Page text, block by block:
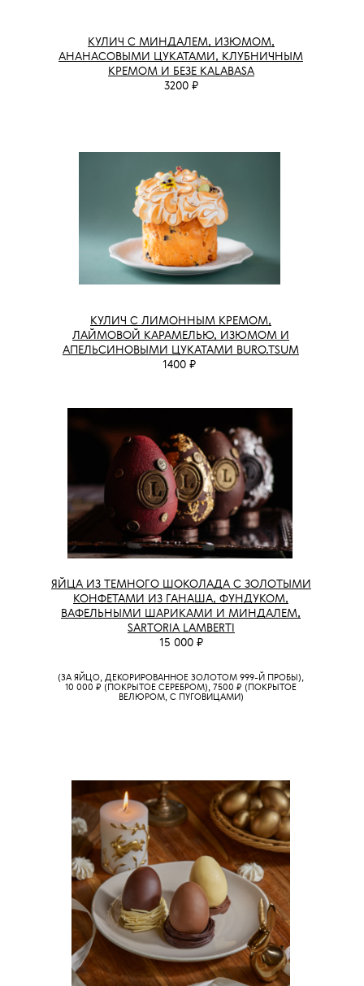
КУЛИЧ С МИНДАЛЕМ, ИЗЮМОМ,
АНАНАСОВЫМИ ЦУКАТАМИ, КЛУБНИЧНЫМ
КРЕМОМ И БЕЗЕ KALABASA
3200 ₽
КУЛИЧ С ЛИМОННЫМ КРЕМОМ,
ЛАЙМОВОЙ КАРАМЕЛЬЮ, ИЗЮМОМ И
АПЕЛЬСИНОВЫМИ ЦУКАТАМИ BURO.TSUM
1400 ₽
ЯЙЦА ИЗ ТЕМНОГО ШОКОЛАДА С ЗОЛОТЫМИ
КОНФЕТАМИ ИЗ ГАНАША, ФУНДУКОМ,
ВАФЕЛЬНЫМИ ШАРИКАМИ И МИНДАЛЕМ,
SARTORIA LAMBERTI
15 000 ₽
(ЗА ЯЙЦО, ДЕКОРИРОВАННОЕ ЗОЛОТОМ 999-Й ПРОБЫ),
10 000 ₽ (ПОКРЫТОЕ СЕРЕБРОМ), 7500 ₽ (ПОКРЫТОЕ
ВЕЛЮРОМ, С ПУГОВИЦАМИ)